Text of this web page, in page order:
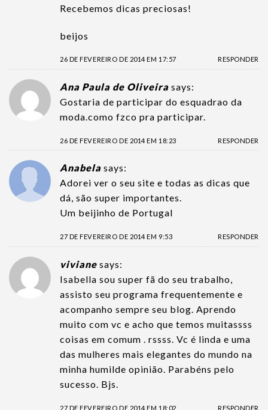
Recebemos dicas preciosas!
beijos
26 DE FEVEREIRO DE 2014 EM 17:57 RESPONDER
Ana Paula de Oliveira says:
Gostaria de participar do esquadrao da
moda.como fzco pra participar.
26 DE FEVEREIRO DE 2014 EM 18:23 RESPONDER
Anabela says:
Adorei ver o seu site e todas as dicas que
dá, são super importantes.
Um beijinho de Portugal
27 DE FEVEREIRO DE 2014 EM 9:53 RESPONDER
viviane says:
Isabella sou super fã do seu trabalho,
assisto seu programa frequentemente e
acompanho sempre seu blog. Aprendo
muito com vc e acho que temos muitassss
coisas em comum . rssss. Vc é linda e uma
das mulheres mais elegantes do mundo na
minha humilde opinião. Parabéns pelo
sucesso. Bjs.
27 DE FEVEREIRO DE 2014 EM 18:02 RESPONDER